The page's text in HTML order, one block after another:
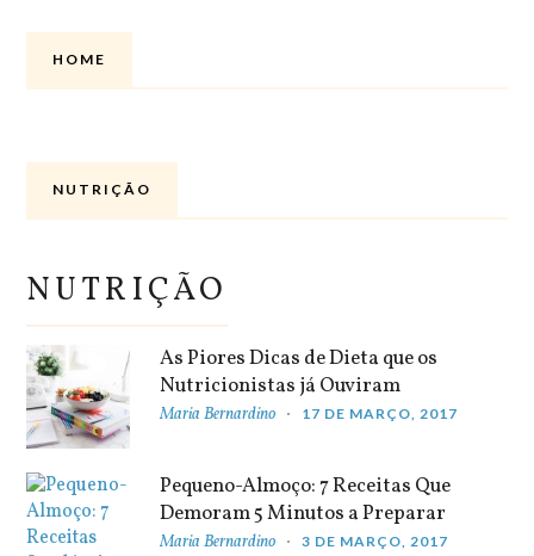
HOME
NUTRIÇÃO
NUTRIÇÃO
As Piores Dicas de Dieta que os
Nutricionistas já Ouviram
Maria Bernardino 17 DE MARÇO, 2017
Pequeno-Almoço: 7 Receitas Que
Demoram 5 Minutos a Preparar
Maria Bernardino 3 DE MARÇO, 2017